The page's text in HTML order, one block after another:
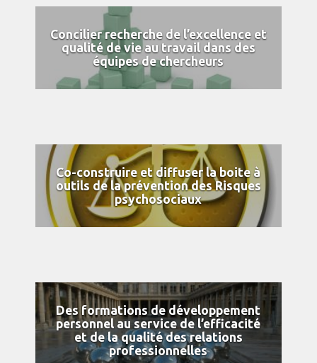
Concilier recherche de l’excellence et
qualité de vie au travail dans des
équipes de chercheurs
Co-construire et diffuser la boite à
outils de la prévention des Risques
psychosociaux
Des formations de développement
personnel au service de l’efficacité
et de la qualité des relations
professionnelles